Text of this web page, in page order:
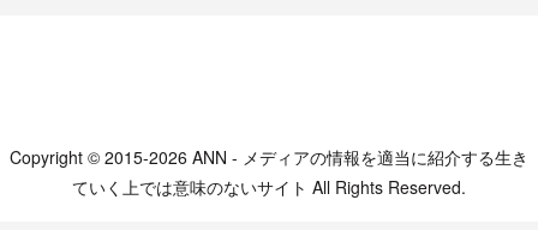
Copyright © 2015-2026 ANN - メディアの情報を適当に紹介する生き
ていく上では意味のないサイト All Rights Reserved.